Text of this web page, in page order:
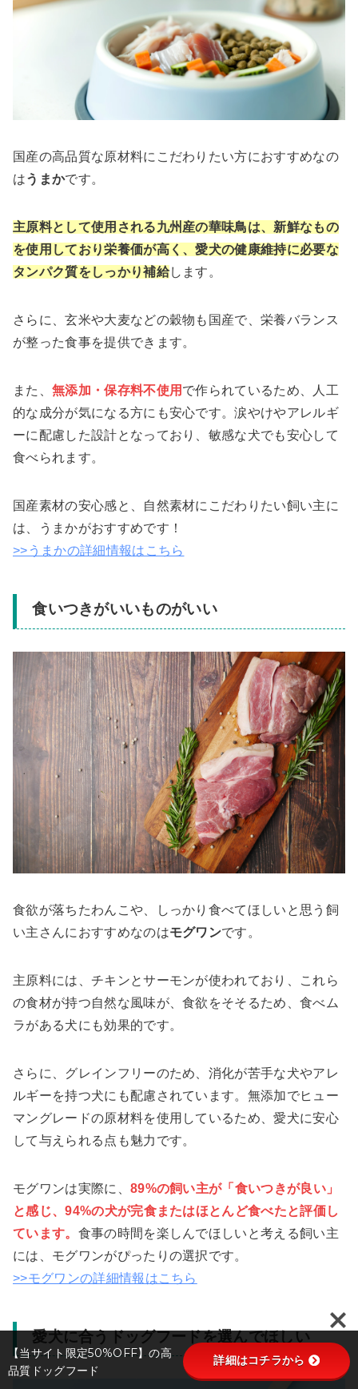
国産の高品質な原材料にこだわりたい方におすすめなの
はうまかです。
主原料として使用される九州産の華味鳥は、新鮮なもの
を使用しており栄養価が高く、愛犬の健康維持に必要な
タンパク質をしっかり補給します。
さらに、玄米や大麦などの穀物も国産で、栄養バランス
が整った食事を提供できます。
また、 無添加・保存料不使用 で作られているため、人工
的な成分が気になる方にも安心です。涙やけやアレルギ
ーに配慮した設計となっており、敏感な犬でも安心して
食べられます。
国産素材の安心感と、自然素材にこだわりたい飼い主に
は、うまかがおすすめです！
>>うまかの詳細情報はこちら
食いつきがいいものがいい
食欲が落ちたわんこや、しっかり食べてほしいと思う飼
い主さんにおすすめなのはモグワンです。
主原料には、チキンとサーモンが使われており、これら
の食材が持つ自然な風味が、食欲をそそるため、食べム
ラがある犬にも効果的です。
さらに、グレインフリーのため、消化が苦手な犬やアレ
ルギーを持つ犬にも配慮されています。無添加でヒュー
マングレードの原材料を使用しているため、愛犬に安心
して与えられる点も魅力です。
モグワンは実際に、 89%の飼い主が「食いつきが良い」
と感じ、94%の犬が完食またはほとんど食べたと評価し
ています。 食事の時間を楽しんでほしいと考える飼い主
には、モグワンがぴったりの選択です。
>>モグワンの詳細情報はこちら
愛犬に合うドッグフードを選んでほしい
【当サイト限定50%OFF】の高
品質ドッグフード
詳細はコチラから